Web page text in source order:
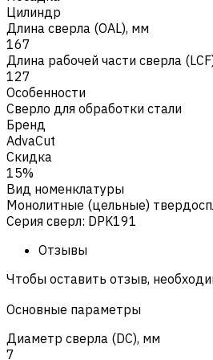
Цилиндр
Длина сверла (OAL), мм
167
Длина рабочей части сверла
127
Особенности
Сверло для обработки стали
Бренд
AdvaCut
Скидка
15%
Вид номенклатуры
Монолитные (цельные)
Серия сверл: DPK191
Отзывы
Чтобы оставить отзыв,
Основные параметры
Диаметр сверла (DC), мм
7